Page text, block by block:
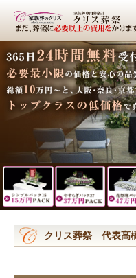
クリス葬祭 代表髙